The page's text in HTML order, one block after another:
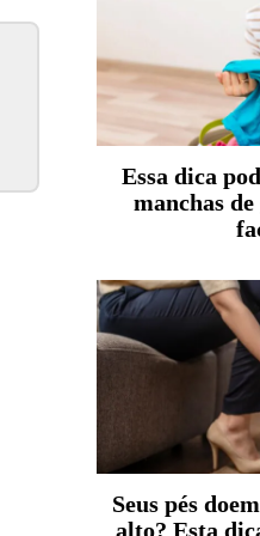
Essa dica
manchas
Seus pés
alto? Esta